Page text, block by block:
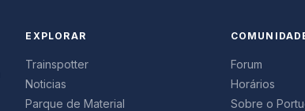
EXPLORAR
Trainspotter
Noticias
Parque de Material
Forum
Horários
Sobre o